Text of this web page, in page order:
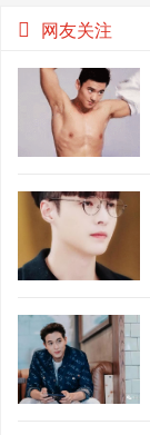
网友关注